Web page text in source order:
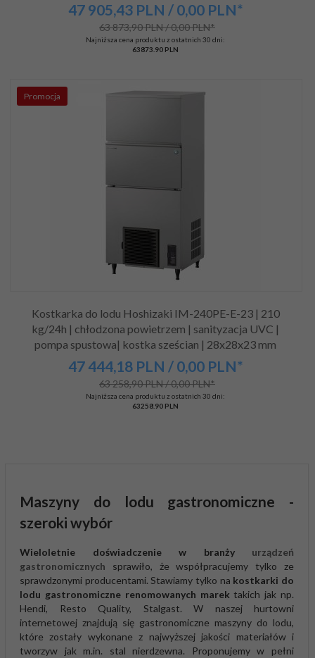
47 905,43PLN / 0,00 PLN*
63 873,90 PLN / 0,00 PLN*
Najniższa cena produktu z ostatnich 30 dni:
63873.90 PLN
Promocja
Kostkarka do lodu Hoshizaki IM-240PE-E-23 | 210
kg/24h | chłodzona powietrzem | sanityzacja UVC |
pompa spustowa| kostka sześcian | 28x28x23 mm
47 444,18PLN / 0,00 PLN*
63 258,90 PLN / 0,00 PLN*
Najniższa cena produktu z ostatnich 30 dni:
63258.90 PLN
Maszyny do lodu gastronomiczne -
szeroki wybór
Wieloletnie doświadczenie w branży urządzeń
gastronomicznych sprawiło, że współpracujemy tylko ze
sprawdzonymi producentami. Stawiamy tylko na kostkarki do
lodu gastronomiczne renomowanych marek takich jak np.
Hendi, Resto Quality, Stalgast. W naszej hurtowni
internetowej znajdują się gastronomiczne maszyny do lodu,
które zostały wykonane z najwyższej jakości materiałów i
tworzyw jak m.in. stal nierdzewna. Proponujemy w pełni